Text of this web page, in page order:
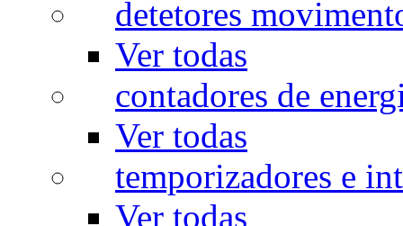
detetores
Ver todas
contadores de
Ver todas
temporizadores e
Ver todas